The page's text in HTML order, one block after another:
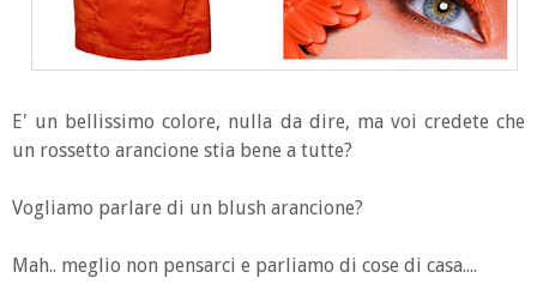
E' un bellissimo colore, nulla da dire, ma voi credete che
un rossetto arancione stia bene a tutte?
Vogliamo parlare di un blush arancione?
Mah.. meglio non pensarci e parliamo di cose di casa....